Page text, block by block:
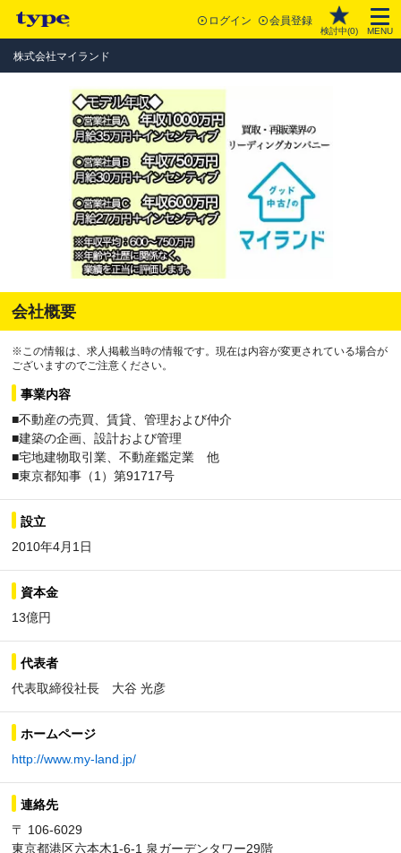
ログイン 会員登録
検討中(0) MENU
株式会社マイランド
会社概要
※この情報は、求人掲載当時の情報です。現在は内容が変更されている場合が
ございますのでご注意ください。
事業内容
■不動産の売買、賃貸、管理および仲介
■建築の企画、設計および管理
■宅地建物取引業、不動産鑑定業 他
■東京都知事（1）第91717号
設立
2010年4月1日
資本金
13億円
代表者
代表取締役社長 大谷 光彦
ホームページ
http://www.my-land.jp/
連絡先
〒 106-6029
東京都港区六本木1-6-1 泉ガーデンタワー29階